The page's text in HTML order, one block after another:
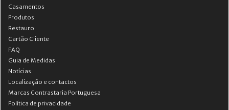
Casamentos
Produtos
Restauro
Cartão Cliente
FAQ
Guia de Medidas
Notícias
Localização e contactos
Marcas Contrastaria Portuguesa
Política de privacidade